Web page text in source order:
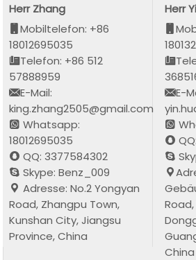
Herr Zhang
Mobiltelefon: +86
18012695035
Telefon: +86 512
57888959
E-Mail:
king.zhang2505@gmail.com
Whatsapp:
18012695035
QQ: 3377584302
Skype: Benz_009
Adresse: No.2 Yongyan
Road, Zhangpu Town,
Kunshan City, Jiangsu
Province, China
Herr
E-
China